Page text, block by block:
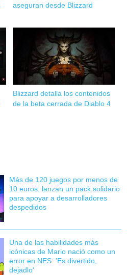
aseguran desde Blizzard
Blizzard detalla los contenidos
de la beta cerrada de Diablo 4
Más de 120 juegos por menos de
10 euros: lanzan un pack solidario
para apoyar a desarrolladores
despedidos
Una de las habilidades más
icónicas de Mario nació como un
error en NES: 'Es divertido,
dejadlo'